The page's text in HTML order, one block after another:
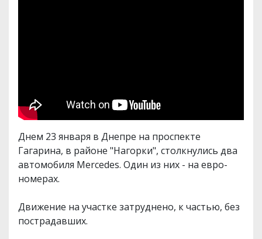
Днем 23 января в Днепре на проспекте
Гагарина, в районе "Нагорки", столкнулись два
автомобиля Mercedes. Один из них - на евро-
номерах.
Движение на участке затруднено, к частью, без
пострадавших.